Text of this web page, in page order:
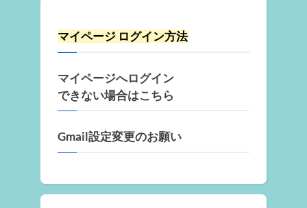
マイページ ログイン方法
マイページへログイン
できない場合はこちら
Gmail設定変更のお願い